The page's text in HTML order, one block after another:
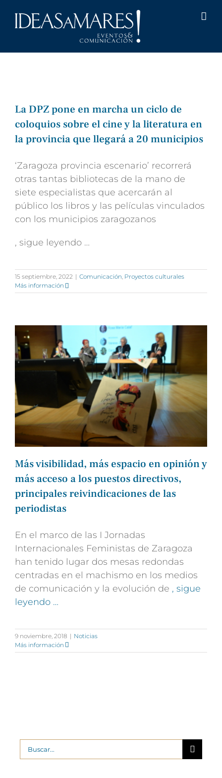
La DPZ pone en marcha un ciclo de
coloquios sobre el cine y la literatura en
la provincia que llegará a 20 municipios
‘Zaragoza provincia escenario’ recorrerá
otras tantas bibliotecas de la mano de
siete especialistas que acercarán al
público los libros y las películas vinculados
con los municipios zaragozanos
, sigue leyendo …
15 septiembre, 2022 | Comunicación, Proyectos culturales
Más información
Más visibilidad, más espacio en opinión y
más acceso a los puestos directivos,
principales reivindicaciones de las
periodistas
En el marco de las I Jornadas
Internacionales Feministas de Zaragoza
han tenido lugar dos mesas redondas
centradas en el machismo en los medios
de comunicación y la evolución de , sigue
leyendo …
9 noviembre, 2018 | Noticias
Más información
Buscar: